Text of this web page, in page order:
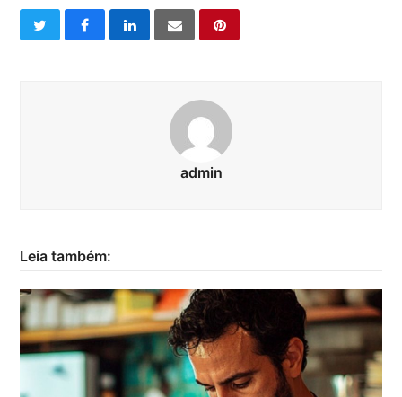
twitterfacebooklinkedinemail pinterest
admin
Leia também: